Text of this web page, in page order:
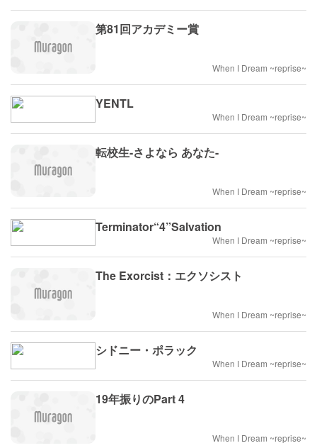
第81回アカデミー賞
When I Dream ~reprise~
YENTL
When I Dream ~reprise~
転校生-さよなら あなた-
When I Dream ~reprise~
Terminator“4”Salvation
When I Dream ~reprise~
The Exorcist：エクソシスト
When I Dream ~reprise~
シドニー・ポラック
When I Dream ~reprise~
19年振りのPart 4
When I Dream ~reprise~